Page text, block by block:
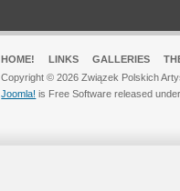
HOME! LINKS GALLERIES
Copyright © 2026 Związek Polskich
Joomla! is Free Software released